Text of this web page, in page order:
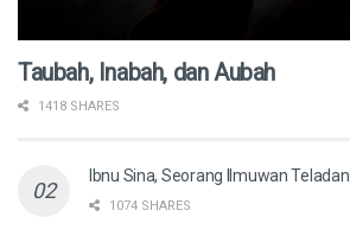
Taubah, Inabah, dan Aubah
1418 SHARES
Ibnu Sina, Seorang Ilmuwan Teladan
1074 SHARES